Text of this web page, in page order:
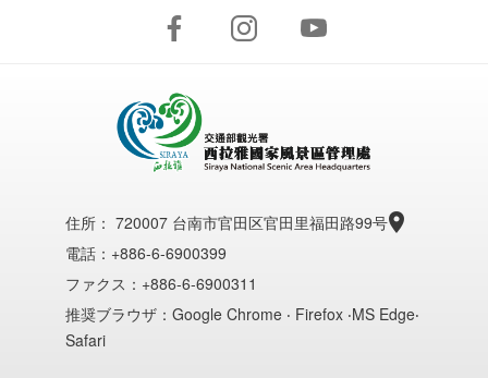
住所： 720007 台南市官田区官田里福田路99号
電話：+886-6-6900399
ファクス：+886-6-6900311
推奨ブラウザ：Google Chrome ‧ Firefox ‧MS Edge‧
Safari